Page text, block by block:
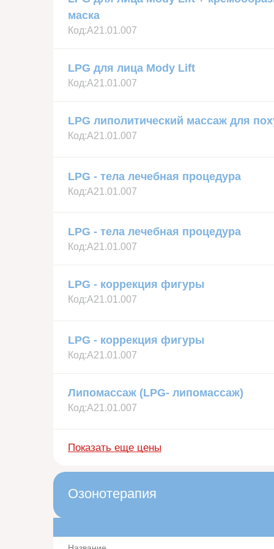
маска
Код:А21.01.007
LPG для лица Mody Lift
Код:А21.01.007
LPG липолитический массаж для
Код:А21.01.007
LPG - тела лечебная процедура
Код:А21.01.007
LPG - тела лечебная процедура
Код:А21.01.007
LPG - коррекция фигуры
Код:А21.01.007
LPG - коррекция фигуры
Код:А21.01.007
Липомассаж (LPG- липомассаж)
Код:А21.01.007
Показать еще цены
Озонотерапия